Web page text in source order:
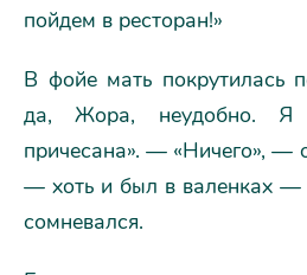
пойдем в ресторан!»
В фойе мать покрутилась
да, Жора, неудобно.
причесана». — «Ничего», —
— хоть и был в валенках —
сомневался.